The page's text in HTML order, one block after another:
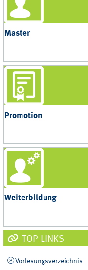
Master
Promotion
Weiterbildung
TOP-LINKS
Vorlesungsverzeichnis